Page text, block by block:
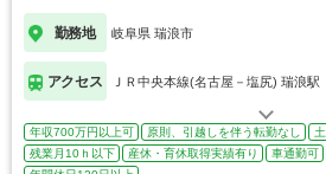
勤務地 岐阜県 瑞浪市
アクセス ＪＲ中央本線(名古屋－塩尻) 瑞浪駅
年収700万円以上可 原則、引越しを伴う転勤なし
残業月10ｈ以下
産休・育休取得実績有り 車通勤可